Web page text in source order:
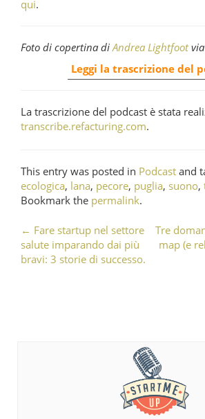
qui.
Foto di copertina di Andrea Lightfootvia
Leggi la trascrizione del
La trascrizione del podcast è stata
transcribe.refacturing.com.
This entry was posted in Podcast and
ecologica, lana, pecore, puglia, suono,
Bookmark the permalink.
Post navigation
← Fare startup nel settore
salute imparando dai più
bravi: 3 storie di successo.
Tre
map (e